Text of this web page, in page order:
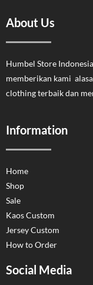
About Us
Humbel Store
memberikan kami
clothing terbaik dan
Information
Home
Shop
Sale
Kaos Custom
Jersey Custom
How to Order
Social Media